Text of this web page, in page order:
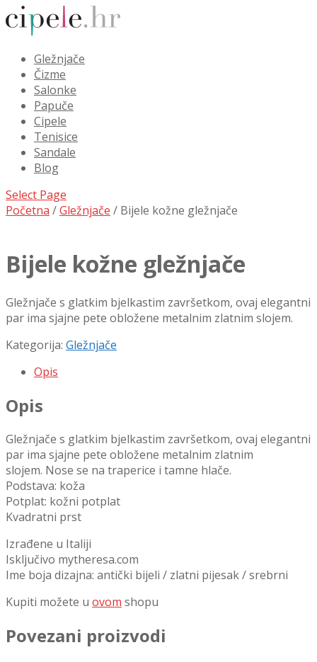
Gležnjače
Čizme
Salonke
Papuče
Cipele
Tenisice
Sandale
Blog
Select Page
Početna /Gležnjače / Bijele kožne gležnjače
Bijele kožne gležnjače
Gležnjače s glatkim bjelkastim završetkom, ovaj elegantni
par ima sjajne pete obložene metalnim zlatnim slojem.
Kategorija: Gležnjače
Opis
Opis
Gležnjače s glatkim bjelkastim završetkom, ovaj elegantni
par ima sjajne pete obložene metalnim zlatnim
slojem. Nose se na traperice i tamne hlače.
Podstava: koža
Potplat: kožni potplat
Kvadratni prst
Izrađene u Italiji
Isključivo mytheresa.com
Ime boja dizajna: antički bijeli / zlatni pijesak / srebrni
Kupiti možete u ovom shopu
Povezani proizvodi